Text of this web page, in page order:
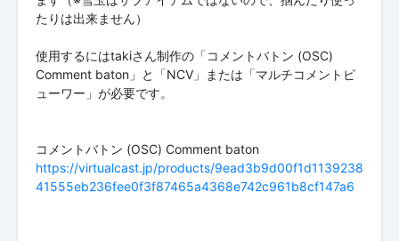
たりは出来ません）
使用するにはtakiさん制作の「コメントバトン (OSC)
Comment baton」と「NCV」または「マルチコメントビ
ューワー」が必要です。
https://virtualcast.jp/products/9ead3b9d00f1d1139238
41555eb236fee0f3f87465a4368e742c961b8cf147a6